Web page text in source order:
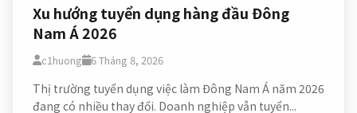
Xu hướng tuyển dụng hàng đầu Đông
Nam Á 2026
c1huong 6 Tháng 8, 2026
Thị trường tuyển dụng việc làm Đông Nam Á năm 2026
đang có nhiều thay đổi. Doanh nghiệp vẫn tuyển...